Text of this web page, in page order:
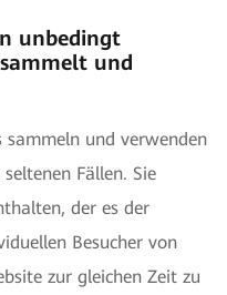
unbedingt
und
und verwenden
Fällen. Sie
der es der
Besucher von
zur gleichen Zeit zu